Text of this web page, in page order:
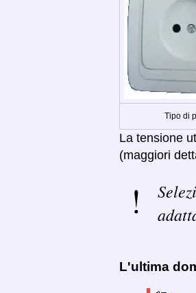
Tipo di
La tensione
(maggiori
L'ultima